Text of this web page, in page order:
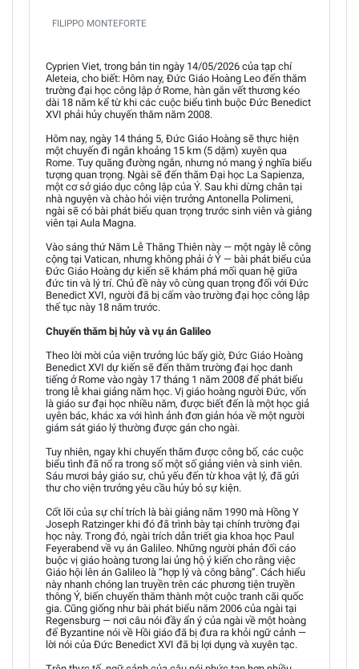
FILIPPO MONTEFORTE
Cyprien Viet, trong bản tin ngày 14/05/2026 của tạp chí
Aleteia, cho biết: Hôm nay, Đức Giáo Hoàng Leo đến thăm
trường đại học công lập ở Rome, hàn gắn vết thương kéo
dài 18 năm kể từ khi các cuộc biểu tình buộc Đức Benedict
XVI phải hủy chuyến thăm năm 2008.
Hôm nay, ngày 14 tháng 5, Đức Giáo Hoàng sẽ thực hiện
một chuyến đi ngắn khoảng 15 km (5 dặm) xuyên qua
Rome. Tuy quãng đường ngắn, nhưng nó mang ý nghĩa biểu
tượng quan trọng. Ngài sẽ đến thăm Đại học La Sapienza,
một cơ sở giáo dục công lập của Ý. Sau khi dừng chân tại
nhà nguyện và chào hỏi viện trưởng Antonella Polimeni,
ngài sẽ có bài phát biểu quan trọng trước sinh viên và giảng
viên tại Aula Magna.
Vào sáng thứ Năm Lễ Thăng Thiên này — một ngày lễ công
cộng tại Vatican, nhưng không phải ở Ý — bài phát biểu của
Đức Giáo Hoàng dự kiến sẽ khám phá mối quan hệ giữa
đức tin và lý trí. Chủ đề này vô cùng quan trọng đối với Đức
Benedict XVI, người đã bị cấm vào trường đại học công lập
thế tục này 18 năm trước.
Chuyến thăm bị hủy và vụ án Galileo
Theo lời mời của viện trưởng lúc bấy giờ, Đức Giáo Hoàng
Benedict XVI dự kiến sẽ đến thăm trường đại học danh
tiếng ở Rome vào ngày 17 tháng 1 năm 2008 để phát biểu
trong lễ khai giảng năm học. Vị giáo hoàng người Đức, vốn
là giáo sư đại học nhiều năm, được biết đến là một học giả
uyên bác, khác xa với hình ảnh đơn giản hóa về một người
giám sát giáo lý thường được gán cho ngài.
Tuy nhiên, ngay khi chuyến thăm được công bố, các cuộc
biểu tình đã nổ ra trong số một số giảng viên và sinh viên.
Sáu mươi bảy giáo sư, chủ yếu đến từ khoa vật lý, đã gửi
thư cho viện trưởng yêu cầu hủy bỏ sự kiện.
Cốt lõi của sự chỉ trích là bài giảng năm 1990 mà Hồng Y
Joseph Ratzinger khi đó đã trình bày tại chính trường đại
học này. Trong đó, ngài trích dẫn triết gia khoa học Paul
Feyerabend về vụ án Galileo. Những người phản đối cáo
buộc vị giáo hoàng tương lai ủng hộ ý kiến cho rằng việc
Giáo hội lên án Galileo là “hợp lý và công bằng”. Cách hiểu
này nhanh chóng lan truyền trên các phương tiện truyền
thông Ý, biến chuyến thăm thành một cuộc tranh cãi quốc
gia. Cũng giống như bài phát biểu năm 2006 của ngài tại
Regensburg — nơi câu nói đầy ẩn ý của ngài về một hoàng
đế Byzantine nói về Hồi giáo đã bị đưa ra khỏi ngữ cảnh —
lời nói của Đức Benedict XVI đã bị lợi dụng và xuyên tạc.